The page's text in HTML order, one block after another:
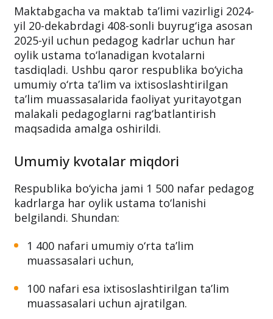
Malakali pedagoglar uchun 2025-yil hududiy
kvotalar e’lon qilindi
Maktabgacha va maktab taʼlimi vazirligi 2024-
yil 20-dekabrdagi 408-sonli buyrug‘iga asosan
2025-yil uchun pedagog kadrlar uchun har
oylik ustama to‘lanadigan kvotalarni
tasdiqladi. Ushbu qaror respublika bo‘yicha
umumiy o‘rta ta’lim va ixtisoslashtirilgan
malakali pedagoglarni rag‘batlantirish
maqsadida amalga oshirildi.
Umumiy kvotalar miqdori
kadrlarga har oylik ustama to‘lanishi
belgilandi. Shundan:
1 400 nafari umumiy o‘rta ta’lim
muassasalari uchun,